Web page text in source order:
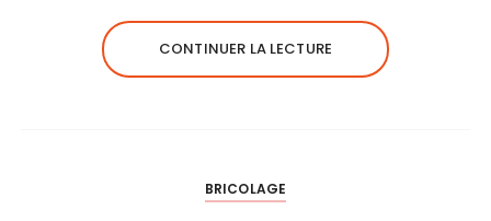
CONTINUER LA LECTURE
BRICOLAGE